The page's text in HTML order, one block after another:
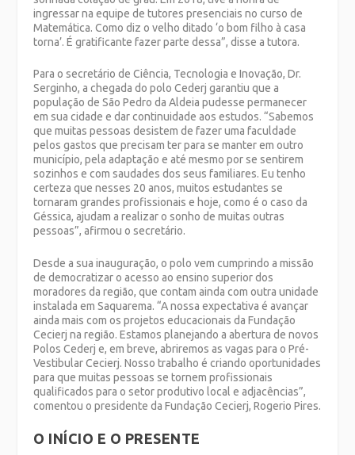
ingressar na equipe de tutores presenciais no curso de
Matemática. Como diz o velho ditado ‘o bom filho à casa
torna’. É gratificante fazer parte dessa”, disse a tutora.
Para o secretário de Ciência, Tecnologia e Inovação, Dr.
Serginho, a chegada do polo Cederj garantiu que a
população de São Pedro da Aldeia pudesse permanecer
em sua cidade e dar continuidade aos estudos. “Sabemos
que muitas pessoas desistem de fazer uma faculdade
pelos gastos que precisam ter para se manter em outro
município, pela adaptação e até mesmo por se sentirem
sozinhos e com saudades dos seus familiares. Eu tenho
certeza que nesses 20 anos, muitos estudantes se
tornaram grandes profissionais e hoje, como é o caso da
Géssica, ajudam a realizar o sonho de muitas outras
pessoas”, afirmou o secretário.
Desde a sua inauguração, o polo vem cumprindo a missão
de democratizar o acesso ao ensino superior dos
moradores da região, que contam ainda com outra unidade
instalada em Saquarema. “A nossa expectativa é avançar
ainda mais com os projetos educacionais da Fundação
Cecierj na região. Estamos planejando a abertura de novos
Polos Cederj e, em breve, abriremos as vagas para o Pré-
Vestibular Cecierj. Nosso trabalho é criando oportunidades
para que muitas pessoas se tornem profissionais
qualificados para o setor produtivo local e adjacências”,
comentou o presidente da Fundação Cecierj, Rogerio Pires.
O INÍCIO E O PRESENTE